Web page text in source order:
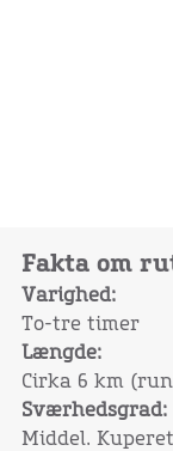
Fakta om
Varighed:
To-tre timer
Længde:
Cirka 6 km
Sværhedsgrad:
Middel.